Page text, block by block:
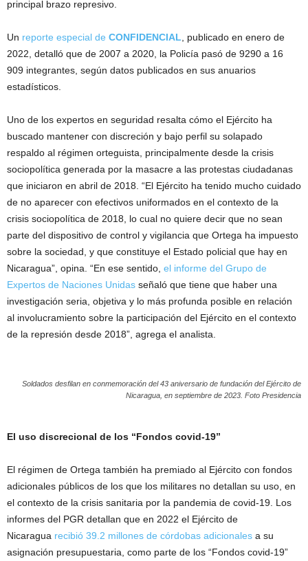
principal brazo represivo.
Un reporte especial de CONFIDENCIAL, publicado en enero de
2022, detalló que de 2007 a 2020, la Policía pasó de 9290 a 16
909 integrantes, según datos publicados en sus anuarios
estadísticos.
Uno de los expertos en seguridad resalta cómo el Ejército ha
buscado mantener con discreción y bajo perfil su solapado
respaldo al régimen orteguista, principalmente desde la crisis
sociopolítica generada por la masacre a las protestas ciudadanas
que iniciaron en abril de 2018. “El Ejército ha tenido mucho cuidado
de no aparecer con efectivos uniformados en el contexto de la
crisis sociopolítica de 2018, lo cual no quiere decir que no sean
parte del dispositivo de control y vigilancia que Ortega ha impuesto
sobre la sociedad, y que constituye el Estado policial que hay en
Nicaragua”, opina. “En ese sentido, el informe del Grupo de
Expertos de Naciones Unidas señaló que tiene que haber una
investigación seria, objetiva y lo más profunda posible en relación
al involucramiento sobre la participación del Ejército en el contexto
de la represión desde 2018”, agrega el analista.
Soldados desfilan en conmemoración del 43 aniversario de fundación del Ejército de
Nicaragua, en septiembre de 2023. Foto Presidencia
El uso discrecional de los “Fondos covid-19”
El régimen de Ortega también ha premiado al Ejército con fondos
adicionales públicos de los que los militares no detallan su uso, en
el contexto de la crisis sanitaria por la pandemia de covid-19. Los
informes del PGR detallan que en 2022 el Ejército de
Nicaragua recibió 39.2 millones de córdobas adicionales a su
asignación presupuestaria, como parte de los “Fondos covid-19”